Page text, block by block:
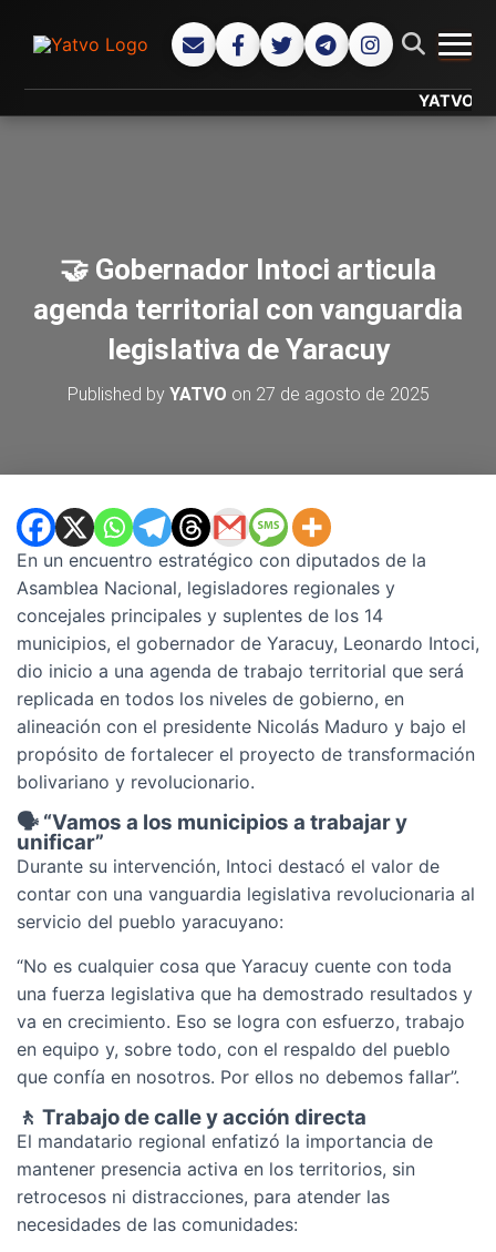
YATVO...
🤝 Gobernador Intoci articula
agenda territorial con vanguardia
legislativa de Yaracuy
Published by YATVO on 27 de agosto de 2025
En un encuentro estratégico con diputados de la
Asamblea Nacional, legisladores regionales y
concejales principales y suplentes de los 14
municipios, el gobernador de Yaracuy, Leonardo Intoci,
dio inicio a una agenda de trabajo territorial que será
replicada en todos los niveles de gobierno, en
alineación con el presidente Nicolás Maduro y bajo el
propósito de fortalecer el proyecto de transformación
bolivariano y revolucionario.
🗣️ “Vamos a los municipios a trabajar y
unificar”
Durante su intervención, Intoci destacó el valor de
contar con una vanguardia legislativa revolucionaria al
servicio del pueblo yaracuyano:
“No es cualquier cosa que Yaracuy cuente con toda
una fuerza legislativa que ha demostrado resultados y
va en crecimiento. Eso se logra con esfuerzo, trabajo
en equipo y, sobre todo, con el respaldo del pueblo
que confía en nosotros. Por ellos no debemos fallar”.
🚶 Trabajo de calle y acción directa
El mandatario regional enfatizó la importancia de
mantener presencia activa en los territorios, sin
retrocesos ni distracciones, para atender las
necesidades de las comunidades: